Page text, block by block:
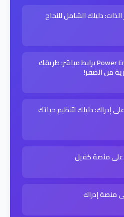
دليلك الشامل للنجاح
تحميل كورس Power English برابط مباشر: طريقك
من الصفر!
إدراك: دليلك لتنظيم حياتك
على منصة كفيل